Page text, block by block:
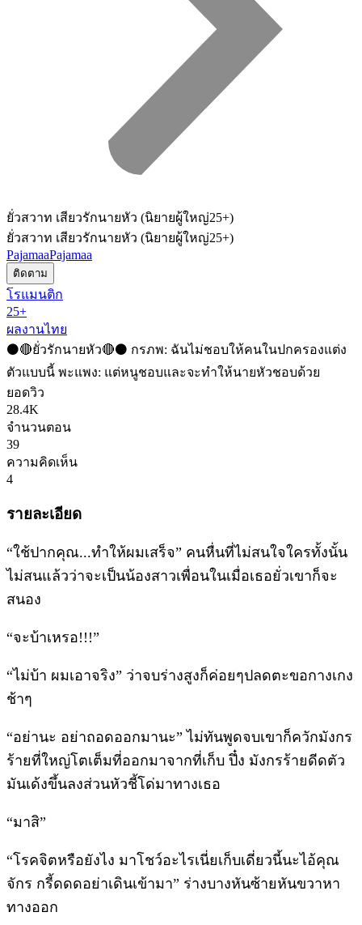
ยั่วสวาท เสียวรักนายหัว (นิยายผู้ใหญ่25+)
ยั่วสวาท เสียวรักนายหัว (นิยายผู้ใหญ่25+)
PajamaaPajamaa
ติดตาม
โรแมนติก
25+
ผลงานไทย
⚫️🔴ยั่วรักนายหัว🔴⚫️ กรภพ: ฉันไม่ชอบให้คนในปกครองแต่ง
ตัวแบบนี้ พะแพง: แต่หนูชอบและจะทำให้นายหัวชอบด้วย
ยอดวิว
28.4K
จำนวนตอน
39
ความคิดเห็น
4
รายละเอียด
“ใช้ปากคุณ...ทำให้ผมเสร็จ” คนหื่นที่ไม่สนใจใครทั้งนั้น
ไม่สนแล้วว่าจะเป็นน้องสาวเพื่อนในเมื่อเธอยั่วเขาก็จะ
สนอง
“จะบ้าเหรอ!!!”
“ไม่บ้า ผมเอาจริง” ว่าจบร่างสูงก็ค่อยๆปลดตะขอกางเกง
ช้าๆ
“อย่านะ อย่าถอดออกมานะ” ไม่ทันพูดจบเขาก็ควักมังกร
ร้ายที่ใหญ่โตเต็มที่ออกมาจากที่เก็บ ปึ๋ง มังกรร้ายดีดตัว
มันเด้งขึ้นลงส่วนหัวชี้โด่มาทางเธอ
“มาสิ”
“โรคจิตหรือยังไง มาโชว์อะไรเนี่ยเก็บเดี่ยวนี้นะไอ้คุณ
จักร กรี้ดดดอย่าเดินเข้ามา” ร่างบางหันซ้ายหันขวาหา
ทางออก